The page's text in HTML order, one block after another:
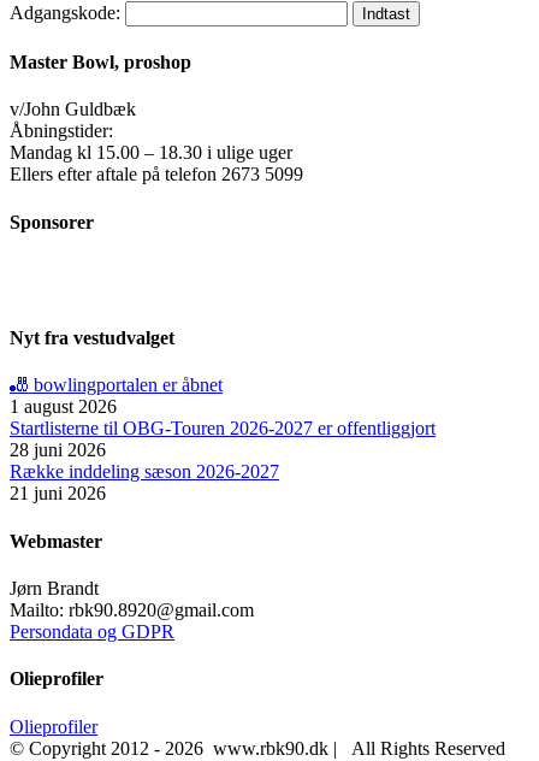
Adgangskode:
Master Bowl, proshop
v/John Guldbæk
Åbningstider:
Mandag kl 15.00 – 18.30 i ulige uger
Ellers efter aftale på telefon 2673 5099
Sponsorer
Nyt fra vestudvalget
🎳 bowlingportalen er åbnet
1 august 2026
Startlisterne til OBG‑Touren 2026‑2027 er offentliggjort
28 juni 2026
Række inddeling sæson 2026-2027
21 juni 2026
Webmaster
Jørn Brandt
Mailto: rbk90.8920@gmail.com
Persondata og GDPR
Olieprofiler
Olieprofiler
© Copyright 2012 - 2026 www.rbk90.dk | All Rights Reserved